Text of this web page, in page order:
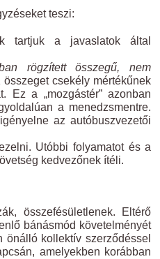
teszi:
tartjuk a javaslatok által
rögzített összegű, nem
csekély mértékűnek
Ez a „mozgástér” azonban
a menedzsmentre.
az autóbuszvezetői
Utóbbi folyamatot és a
kedvezőnek ítéli.
összefésületlenek. Eltérő
bánásmód követelményét
kollektív szerződéssel
amelyekben korábban